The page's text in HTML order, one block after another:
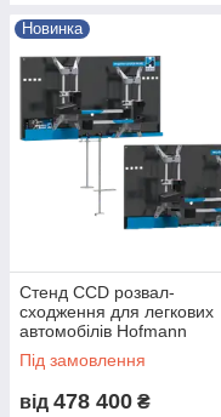
Новинка
Стенд CCD розвал-
сходження для легкових
автомобілів Hofmann
Megaplan Logik 8 Panel
Під замовлення
від 478 400 ₴